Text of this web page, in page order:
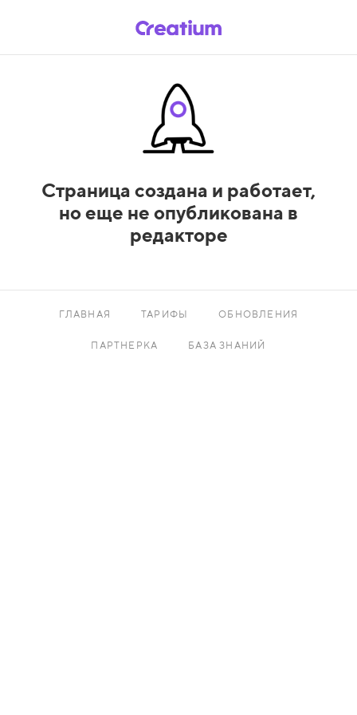
Страница создана и работает,
но еще не опубликована в
редакторе
ГЛАВНАЯ ТАРИФЫ ОБНОВЛЕНИЯ
ПАРТНЕРКА БАЗА ЗНАНИЙ